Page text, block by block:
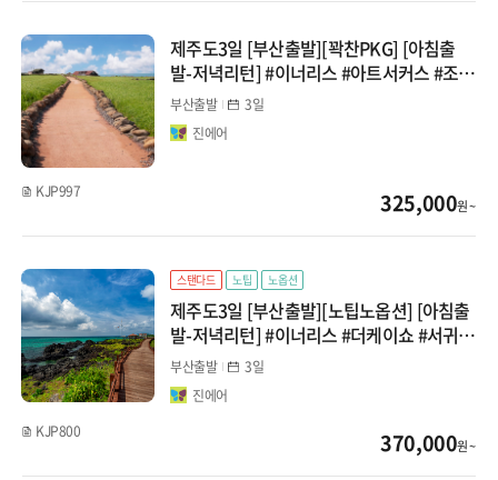
제주도3일 [부산출발][꽉찬PKG] [아침출
발-저녁리턴] #이너리스 #아트서커스 #조랑
말승마체험
부산출발
3일
진에어
KJP997 325,000원 ~
스탠다드 노팁 노옵션
제주도3일 [부산출발][노팁노옵션] [아침출
발-저녁리턴] #이너리스 #더케이쇼 #서귀포
유람선 #아트서커스 #조랑말승마체험
부산출발
3일
진에어
KJP800
370,000원 ~